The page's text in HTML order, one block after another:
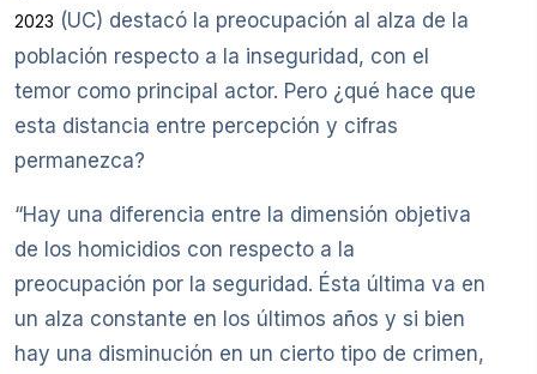
2023 (UC) destacó la preocupación al alza de la
población respecto a la inseguridad, con el
temor como principal actor. Pero ¿qué hace que
esta distancia entre percepción y cifras
permanezca?
“Hay una diferencia entre la dimensión objetiva
de los homicidios con respecto a la
preocupación por la seguridad. Ésta última va en
un alza constante en los últimos años y si bien
hay una disminución en un cierto tipo de crimen,